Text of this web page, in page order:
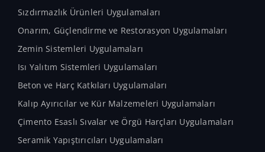
Sızdırmazlık Ürünleri Uygulamaları
Onarım, Güçlendirme ve Restorasyon Uygulamaları
Zemin Sistemleri Uygulamaları
Isı Yalıtım Sistemleri Uygulamaları
Beton ve Harç Katkıları Uygulamaları
Kalıp Ayırıcılar ve Kür Malzemeleri Uygulamaları
Çimento Esaslı Sıvalar ve Örgü Harçları Uygulamaları
Seramik Yapıştırıcıları Uygulamaları